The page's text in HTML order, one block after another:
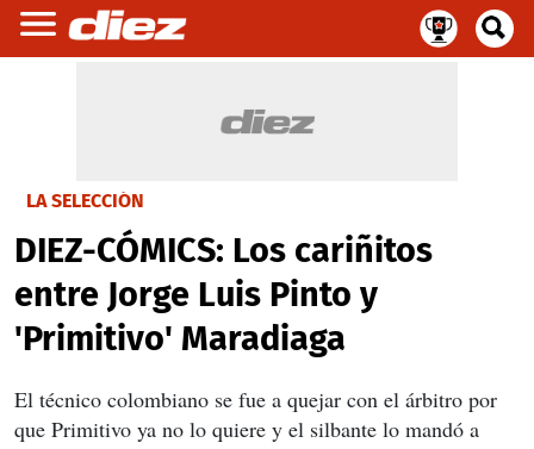
LA SELECCIÓN
DIEZ-CÓMICS: Los cariñitos
entre Jorge Luis Pinto y
'Primitivo' Maradiaga
El técnico colombiano se fue a quejar con el árbitro por
que Primitivo ya no lo quiere y el silbante lo mandó a